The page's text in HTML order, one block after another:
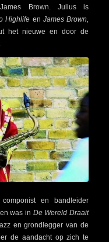
Brown. Julius is
Highlife en James Brown,
het nieuwe en door de
en bandleider
was in De Wereld Draait
en grondlegger van de
de aandacht op zich te